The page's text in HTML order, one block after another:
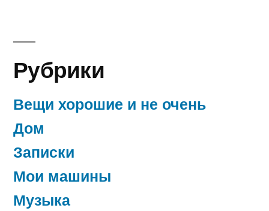
Рубрики
Вещи хорошие и не очень
Дом
Записки
Мои машины
Музыка